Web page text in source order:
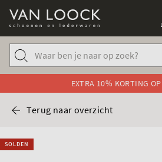
EXTRA 10% KORTING
Terug naar overzicht
SOLDEN